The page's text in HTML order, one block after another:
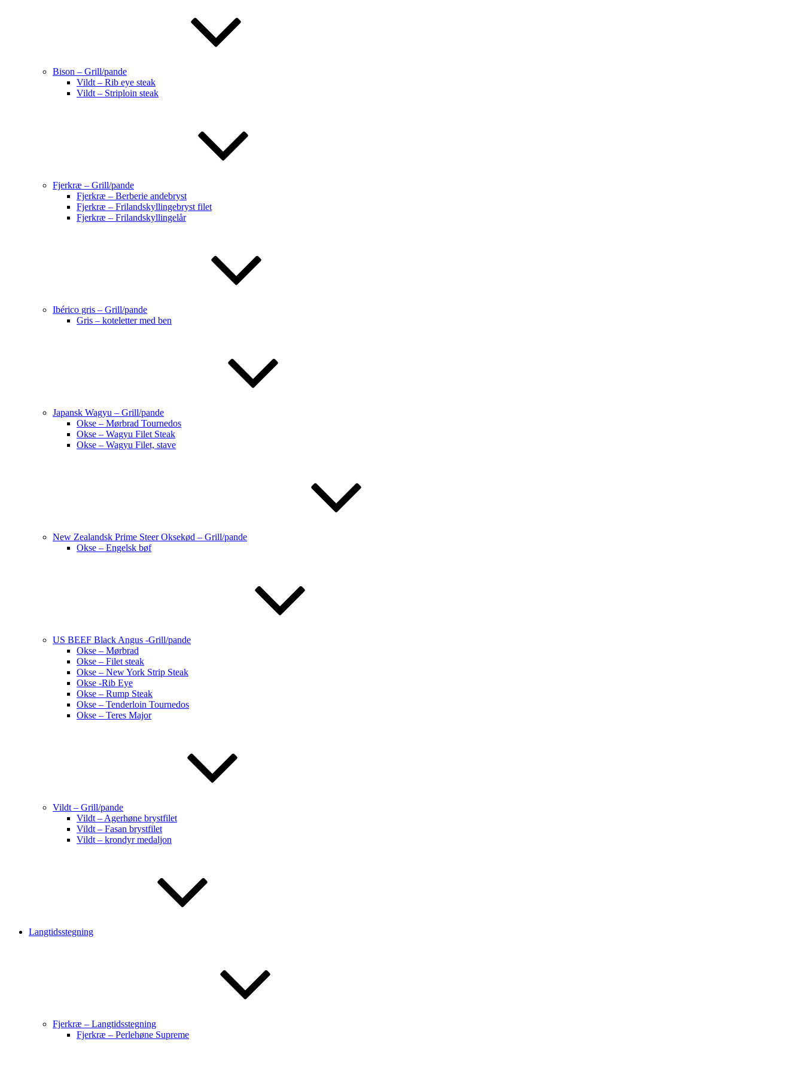
Bison – Grill/pande
Vildt – Rib eye steak
Vildt – Striploin steak
Fjerkræ – Grill/pande
Fjerkræ – Berberie andebryst
Fjerkræ – Frilandskyllingebryst filet
Fjerkræ – Frilandskyllingelår
Ibérico gris – Grill/pande
Gris – koteletter med ben
Japansk Wagyu – Grill/pande
Okse – Mørbrad Tournedos
Okse – Wagyu Filet Steak
Okse – Wagyu Filet, stave
New Zealandsk Prime Steer Oksekød – Grill/pande
Okse – Engelsk bøf
US BEEF Black Angus -Grill/pande
Okse – Mørbrad
Okse – Filet steak
Okse – New York Strip Steak
Okse -Rib Eye
Okse – Rump Steak
Okse – Tenderloin Tournedos
Okse – Teres Major
Vildt – Grill/pande
Vildt – Agerhøne brystfilet
Vildt – Fasan brystfilet
Vildt – krondyr medaljon
Langtidsstegning
Fjerkræ – Langtidsstegning
Fjerkræ – Perlehøne Supreme